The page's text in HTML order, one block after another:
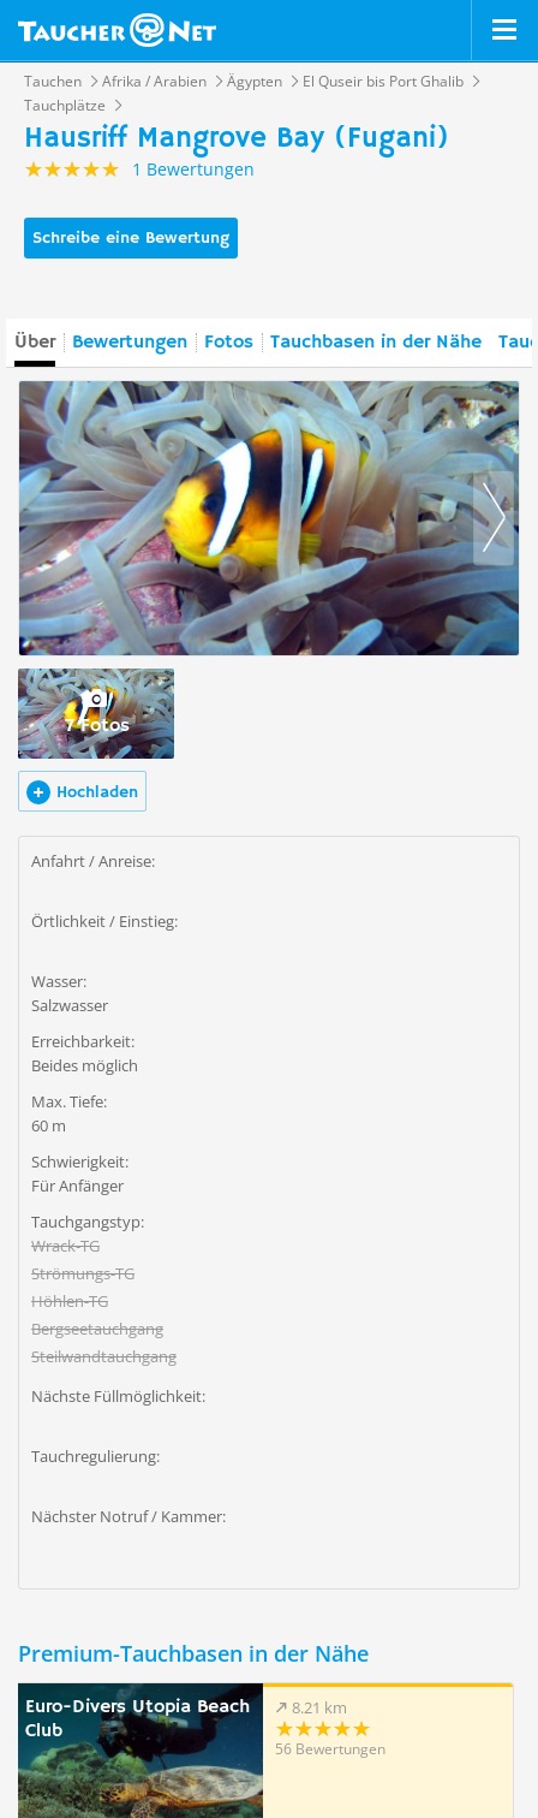
Tauchen Afrika / Arabien Ägypten
El Quseir bis Port Ghalib
Tauchplätze
Hausriff Mangrove Bay (Fugani)
1 Bewertungen
Schreibe eine Bewertung
Über Bewertungen Fotos Tauchbasen in der Nähe
7 Fotos
Hochladen
Anfahrt / Anreise:
Örtlichkeit / Einstieg:
Wasser:
Salzwasser
Erreichbarkeit:
Beides möglich
Max. Tiefe:
60 m
Schwierigkeit:
Für Anfänger
Tauchgangstyp:
Wrack-TG
Strömungs-TG
Höhlen-TG
Bergseetauchgang
Steilwandtauchgang
Nächste Füllmöglichkeit:
Tauchregulierung:
Nächster Notruf / Kammer:
Premium-Tauchbasen in der Nähe
Euro-Divers Utopia Beach
Club
8.21 km
56 Bewertungen